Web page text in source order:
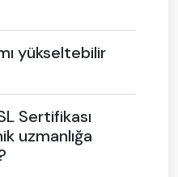
yükseltebilir
Sertifikası
uzmanlığa